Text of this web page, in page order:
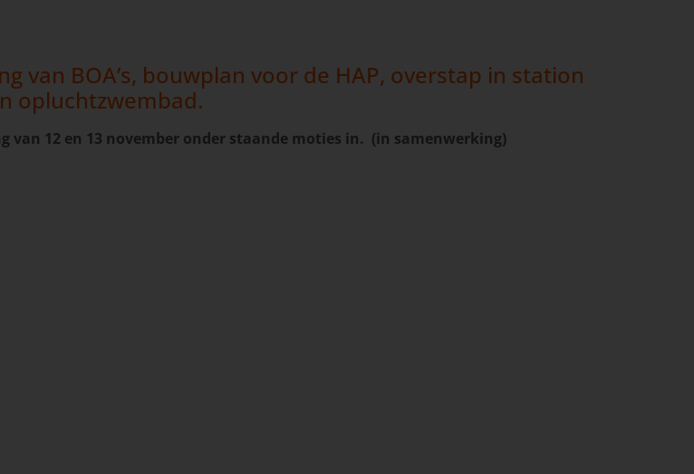
van BOA’s, bouwplan voor de HAP, overstap in station
opluchtzwembad.
van 12 en 13 november onder staande moties in. (in samenwerking)